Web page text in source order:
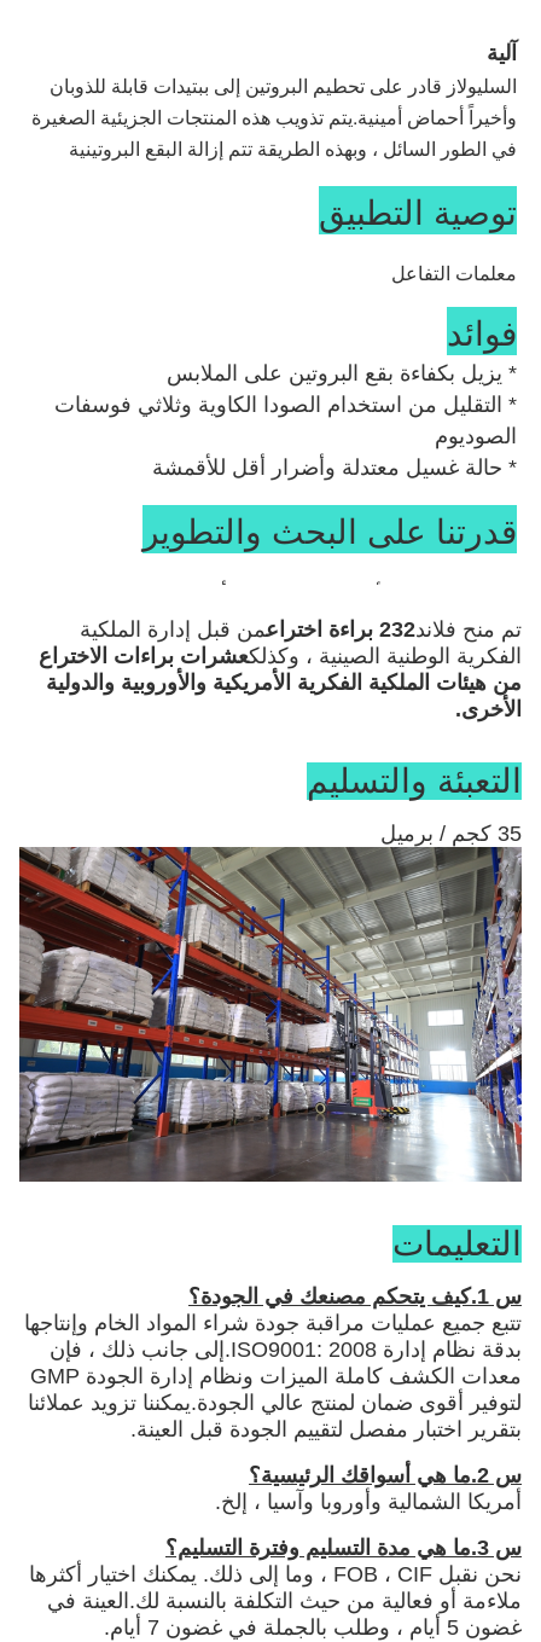
آلية
السليولاز قادر على تحطيم البروتين إلى ببتيدات قابلة للذوبان
وأخيراً أحماض أمينية.يتم تذويب هذه المنتجات الجزيئية الصغيرة
في الطور السائل ، وبهذه الطريقة تتم إزالة البقع البروتينية
توصية التطبيق
معلمات التفاعل
المنتج لديه درجة حموضة ودرجة حرارة تشغيل واسعة تتراوح
النطاقات.
الجرعة الموصى بها
الجرعة الموصى بها هي 0.3-1.5٪.يجب خلط المنتج بكمية
صغيرة من المنظف أولاً قبل المعالجة الإضافية.يجب أن تتكيف
فوائد
* يزيل بكفاءة بقع البروتين على الملابس
الصوديوم
* حالة غسيل معتدلة وأضرار أقل للأقمشة
قدرتنا على البحث والتطوير
، إلا أنها سرعان ما أصبحت شركة هائلة ، مدفوعة
بالابتكار ، مدعومة بفريقها المتخصص والمدرب تدريباً
عالياً.توظف المجموعة
26 دكتوراه وما يقرب من 300
مشارك بدرجة ماجستير.
تم منح فلاند232 براءة اختراع
من قبل إدارة الملكية
الفكرية الوطنية الصينية ، وكذلكعشرات براءات الاختراع
من هيئات الملكية الفكرية الأمريكية والأوروبية والدولية
الأخرى.
التعبئة والتسليم
35 كجم / برميل
التعليمات
س 1.كيف يتحكم مصنعك في الجودة؟
تتبع جميع عمليات مراقبة جودة شراء المواد الخام وإنتاجها
بدقة نظام إدارة ISO9001: 2008.إلى جانب ذلك ، فإن
معدات الكشف كاملة الميزات ونظام إدارة الجودة GMP
لتوفير أقوى ضمان لمنتج عالي الجودة.يمكننا تزويد عملائنا
بتقرير اختبار مفصل لتقييم الجودة قبل العينة.
س 2.ما هي أسواقك الرئيسية؟
أمريكا الشمالية وأوروبا وآسيا ، إلخ.
س 3.ما هي مدة التسليم وفترة التسليم؟
نحن نقبل FOB ، CIF ، وما إلى ذلك. يمكنك اختيار أكثرها
ملاءمة أو فعالية من حيث التكلفة بالنسبة لك.العينة في
غضون 5 أيام ، وطلب بالجملة في غضون 7 أيام.